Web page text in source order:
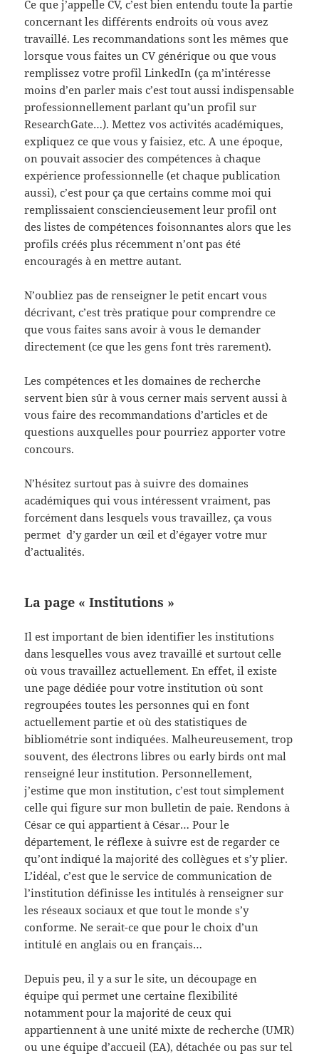
Ce que j’appelle CV, c’est bien entendu toute la partie
concernant les différents endroits où vous avez
travaillé. Les recommandations sont les mêmes que
lorsque vous faites un CV générique ou que vous
remplissez votre profil LinkedIn (ça m’intéresse
moins d’en parler mais c’est tout aussi indispensable
professionnellement parlant qu’un profil sur
ResearchGate…). Mettez vos activités académiques,
expliquez ce que vous y faisiez, etc. A une époque,
on pouvait associer des compétences à chaque
expérience professionnelle (et chaque publication
aussi), c’est pour ça que certains comme moi qui
remplissaient consciencieusement leur profil ont
des listes de compétences foisonnantes alors que les
profils créés plus récemment n’ont pas été
encouragés à en mettre autant.
N’oubliez pas de renseigner le petit encart vous
décrivant, c’est très pratique pour comprendre ce
que vous faites sans avoir à vous le demander
directement (ce que les gens font très rarement).
Les compétences et les domaines de recherche
servent bien sûr à vous cerner mais servent aussi à
vous faire des recommandations d’articles et de
questions auxquelles pour pourriez apporter votre
concours.
N’hésitez surtout pas à suivre des domaines
académiques qui vous intéressent vraiment, pas
forcément dans lesquels vous travaillez, ça vous
permet d’y garder un œil et d’égayer votre mur
d’actualités.
La page « Institutions »
Il est important de bien identifier les institutions
dans lesquelles vous avez travaillé et surtout celle
où vous travaillez actuellement. En effet, il existe
une page dédiée pour votre institution où sont
regroupées toutes les personnes qui en font
actuellement partie et où des statistiques de
bibliométrie sont indiquées. Malheureusement, trop
souvent, des électrons libres ou early birds ont mal
renseigné leur institution. Personnellement,
j’estime que mon institution, c’est tout simplement
celle qui figure sur mon bulletin de paie. Rendons à
César ce qui appartient à César… Pour le
département, le réflexe à suivre est de regarder ce
qu’ont indiqué la majorité des collègues et s’y plier.
L’idéal, c’est que le service de communication de
l’institution définisse les intitulés à renseigner sur
les réseaux sociaux et que tout le monde s’y
conforme. Ne serait-ce que pour le choix d’un
intitulé en anglais ou en français…
Depuis peu, il y a sur le site, un découpage en
équipe qui permet une certaine flexibilité
notamment pour la majorité de ceux qui
appartiennent à une unité mixte de recherche (UMR)
ou une équipe d’accueil (EA), détachée ou pas sur tel